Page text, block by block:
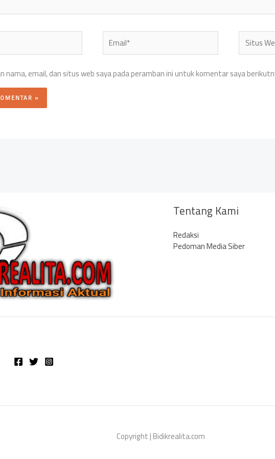
Email* Situs
Web
nama, email, dan situs web saya pada peramban ini untuk komentar saya
Tentang Kami
Redaksi
Pedoman Media Siber
Copyright | Bidikrealita.com